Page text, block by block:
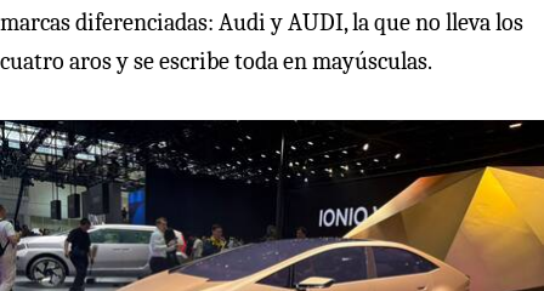
marcas diferenciadas: Audi y AUDI, la que no lleva los
cuatro aros y se escribe toda en mayúsculas.